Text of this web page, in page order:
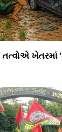
ખેતરમાં